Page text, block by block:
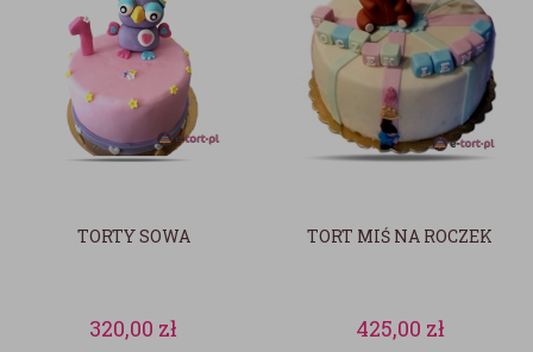
TORTY SOWA
320,00 zł
TORT MIŚ NA ROCZEK
425,00 zł